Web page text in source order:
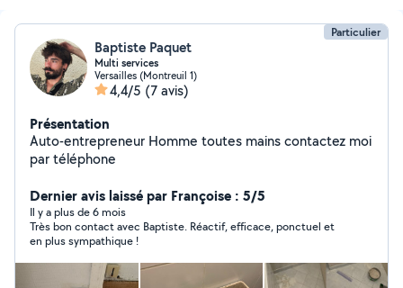
Particulier
Baptiste Paquet
Multi services
Versailles (Montreuil 1)
4,4/5 (7 avis)
Présentation
Auto-entrepreneur Homme toutes mains contactez moi
par téléphone
Dernier avis laissé par Françoise : 5/5
Il y a plus de 6 mois
Très bon contact avec Baptiste. Réactif, efficace, ponctuel et
en plus sympathique !